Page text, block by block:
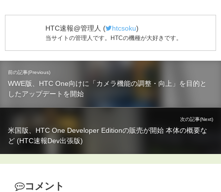
HTC速報@管理人 ( htcsoku)
当サイトの管理人です。HTCの機種が大好きです。
前の記事(Previous)
WWE版、HTC One向けに「カメラ機能の調整・向上」を目的と
したアップデートを開始
次の記事(Next)
米国版、HTC One Developer Editionの販売が開始 本体の概要な
ど (HTC速報Dev出張版)
コメント